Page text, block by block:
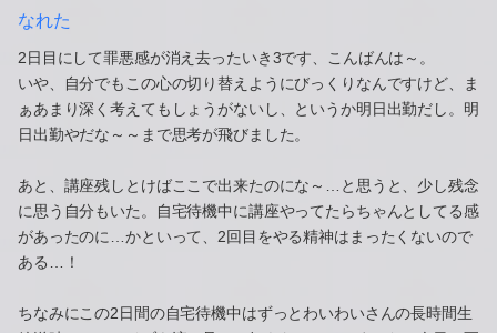
なれた
2日目にして罪悪感が消え去ったいき3です、こんばんは～。
いや、自分でもこの心の切り替えようにびっくりなんですけど、ま
ぁあまり深く考えてもしょうがないし、というか明日出勤だし。明
日出勤やだな～～まで思考が飛びました。
あと、講座残しとけばここで出来たのにな～…と思うと、少し残念
に思う自分もいた。自宅待機中に講座やってたらちゃんとしてる感
があったのに…かといって、2回目をやる精神はまったくないので
ある…！
ちなみにこの2日間の自宅待機中はずっとわいわいさんの長時間生